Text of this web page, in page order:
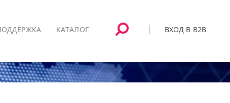
ВХОД В B2B
КАТАЛОГ